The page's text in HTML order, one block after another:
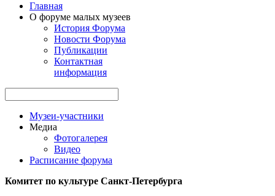
Главная
О форуме малых музеев
История Форума
Новости Форума
Публикации
Контактная
информация
Музеи-участники
Медиа
Фотогалерея
Видео
Расписание форума
Комитет по культуре Санкт-Петербурга